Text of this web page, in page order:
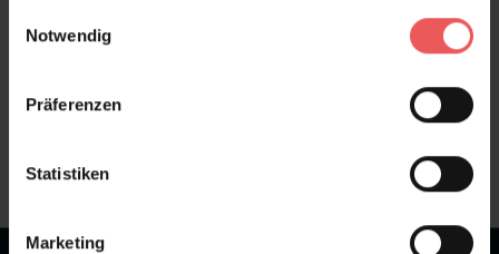
Notwendig
Präferenzen
Statistiken
Marketing